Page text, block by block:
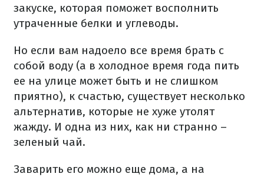
закуске, которая поможет восполнить
утраченные белки и углеводы.
Но если вам надоело все время брать с
собой воду (а в холодное время года пить
ее на улице может быть и не слишком
приятно), к счастью, существует несколько
альтернатив, которые не хуже утолят
жажду. И одна из них, как ни странно –
зеленый чай.
Заварить его можно еще дома, а на